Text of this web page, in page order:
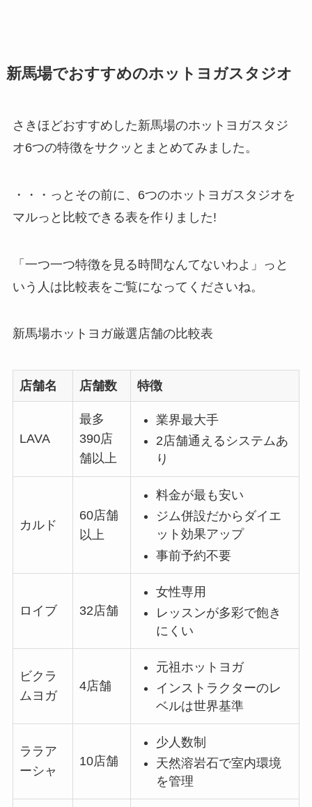
新馬場でおすすめのホットヨガスタジオ
さきほどおすすめした新馬場のホットヨガスタジ
オ6つの特徴をサクッとまとめてみました。
・・・っとその前に、6つのホットヨガスタジオを
マルっと比較できる表を作りました!
「一つ一つ特徴を見る時間なんてないわよ」っと
いう人は比較表をご覧になってくださいね。
新馬場ホットヨガ厳選店舗の比較表
店舗名 店舗数 特徴
LAVA
最多
390店
舗以上
業界最大手
2店舗通えるシステムあ
り
カルド
60店舗
以上
料金が最も安い
ジム併設だからダイエ
ット効果アップ
事前予約不要
ロイブ 32店舗
女性専用
レッスンが多彩で飽き
にくい
ビクラ
ムヨガ
4店舗
元祖ホットヨガ
インストラクターのレ
ベルは世界基準
ララア
ーシャ
10店舗
少人数制
天然溶岩石で室内環境
を管理